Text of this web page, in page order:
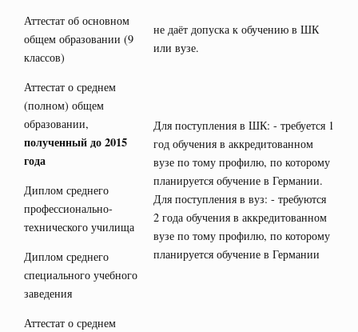
Аттестат об основном
общем образовании (9
классов)
не даёт допуска к обучению в ШК
или вузе.
Аттестат о среднем
(полном) общем
образовании,
полученный до 2015
года
Для поступления в ШК: - требуется 1
год обучения в аккредитованном
вузе по тому профилю, по которому
планируется обучение в Германии.
Для поступления в вуз: - требуются
2 года обучения в аккредитованном
вузе по тому профилю, по которому
планируется обучение в Германии
Диплом среднего
профессионально-
технического училища
Диплом среднего
специального учебного
заведения
Аттестат о среднем